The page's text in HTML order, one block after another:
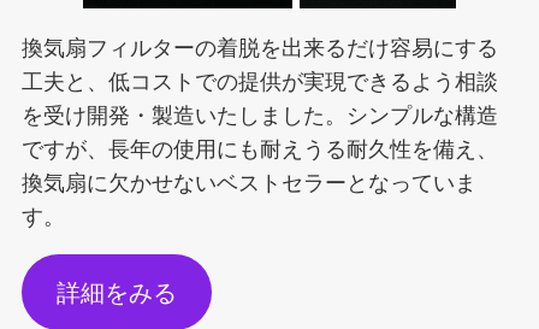
換気扇フィルターの着脱を出来るだけ容易にする
工夫と、低コストでの提供が実現できるよう相談
を受け開発・製造いたしました。シンプルな構造
ですが、長年の使用にも耐えうる耐久性を備え、
換気扇に欠かせないベストセラーとなっていま
す。
詳細をみる